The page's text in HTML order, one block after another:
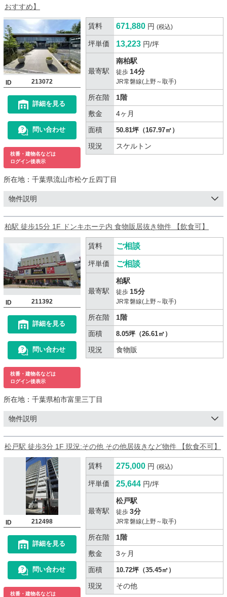
おすすめ】
ID 213072
詳細を見る
問い合わせ
枝番・建物名などは
ログイン後表示
賃料 671,880 円 (税込)
坪単価 13,223 円/坪
最寄駅
南柏駅
徒歩 14分
JR常磐線(上野～取手)
所在階
1階
敷金
4ヶ月
面積
50.81坪（167.97㎡）
現況 スケルトン
所在地： 千葉県流山市松ケ丘四丁目
物件説明
柏駅 徒歩15分 1F ドンキホーテ内 食物販居抜き物件 【飲食可】
ID 211392
詳細を見る
問い合わせ
枝番・建物名などは
ログイン後表示
賃料 ご相談
坪単価 ご相談
最寄駅
柏駅
徒歩 15分
JR常磐線(上野～取手)
所在階
1階
面積
8.05坪（26.61㎡）
現況 食物販
所在地： 千葉県柏市富里三丁目
物件説明
松戸駅 徒歩3分 1F 現況:その他 その他居抜きなど物件 【飲食不可】
ID 212498
詳細を見る
問い合わせ
枝番・建物名などは
賃料 275,000 円 (税込)
坪単価 25,644 円/坪
最寄駅
松戸駅
徒歩 3分
JR常磐線(上野～取手)
所在階
1階
敷金
3ヶ月
面積
10.72坪（35.45㎡）
現況 その他